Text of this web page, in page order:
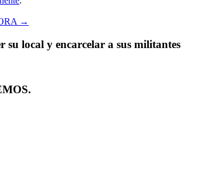
→
local y encarcelar a sus militantes